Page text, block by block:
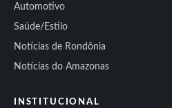
Automotivo
Saúde/Estilo
Notícias de Rondônia
Notícias do Amazonas
INSTITUCIONAL